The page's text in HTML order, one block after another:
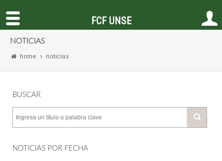
NOTICIAS
home noticias
BUSCAR
NOTICIAS POR FECHA
FCF UNSE